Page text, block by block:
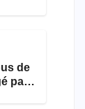
de
par